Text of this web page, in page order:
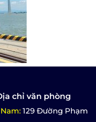
chỉ văn phòng
129 Đường Phạm